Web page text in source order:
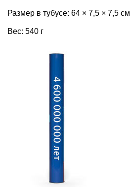
Размер в тубусе: 64 × 7,5 × 7,5 см
Вес: 540 г